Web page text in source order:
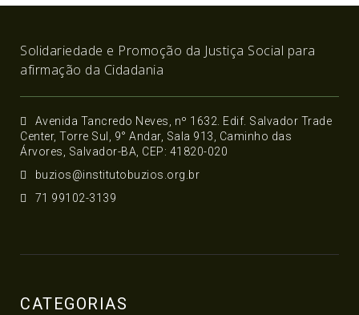
Solidariedade e Promoção da Justiça Social para
afirmação da Cidadania
Avenida Tancredo Neves, nº 1632. Edif. Salvador Trade
Center, Torre Sul, 9° Andar, Sala 913, Caminho das
Árvores, Salvador-BA, CEP: 41820-020
buzios@institutobuzios.org.br
71 99102-3139
CATEGORIAS